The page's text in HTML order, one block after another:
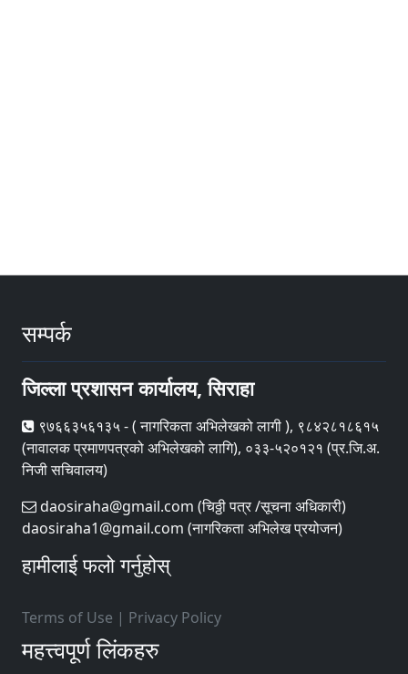
सम्पर्क
जिल्ला प्रशासन कार्यालय, सिराहा
९७६६३५६१३५ - ( नागरिकता अभिलेखको लागी ), ९८४२८१८६१५
(नावालक प्रमाणपत्रको अभिलेखको लागि), ०३३-५२०१२१ (प्र.जि.अ.
निजी सचिवालय)
daosiraha@gmail.com (चिठ्ठी पत्र /सूचना अधिकारी)
daosiraha1@gmail.com (नागरिकता अभिलेख प्रयोजन)
हामीलाई फलो गर्नुहोस्
Terms of Use | Privacy Policy
महत्त्वपूर्ण लिंकहरु